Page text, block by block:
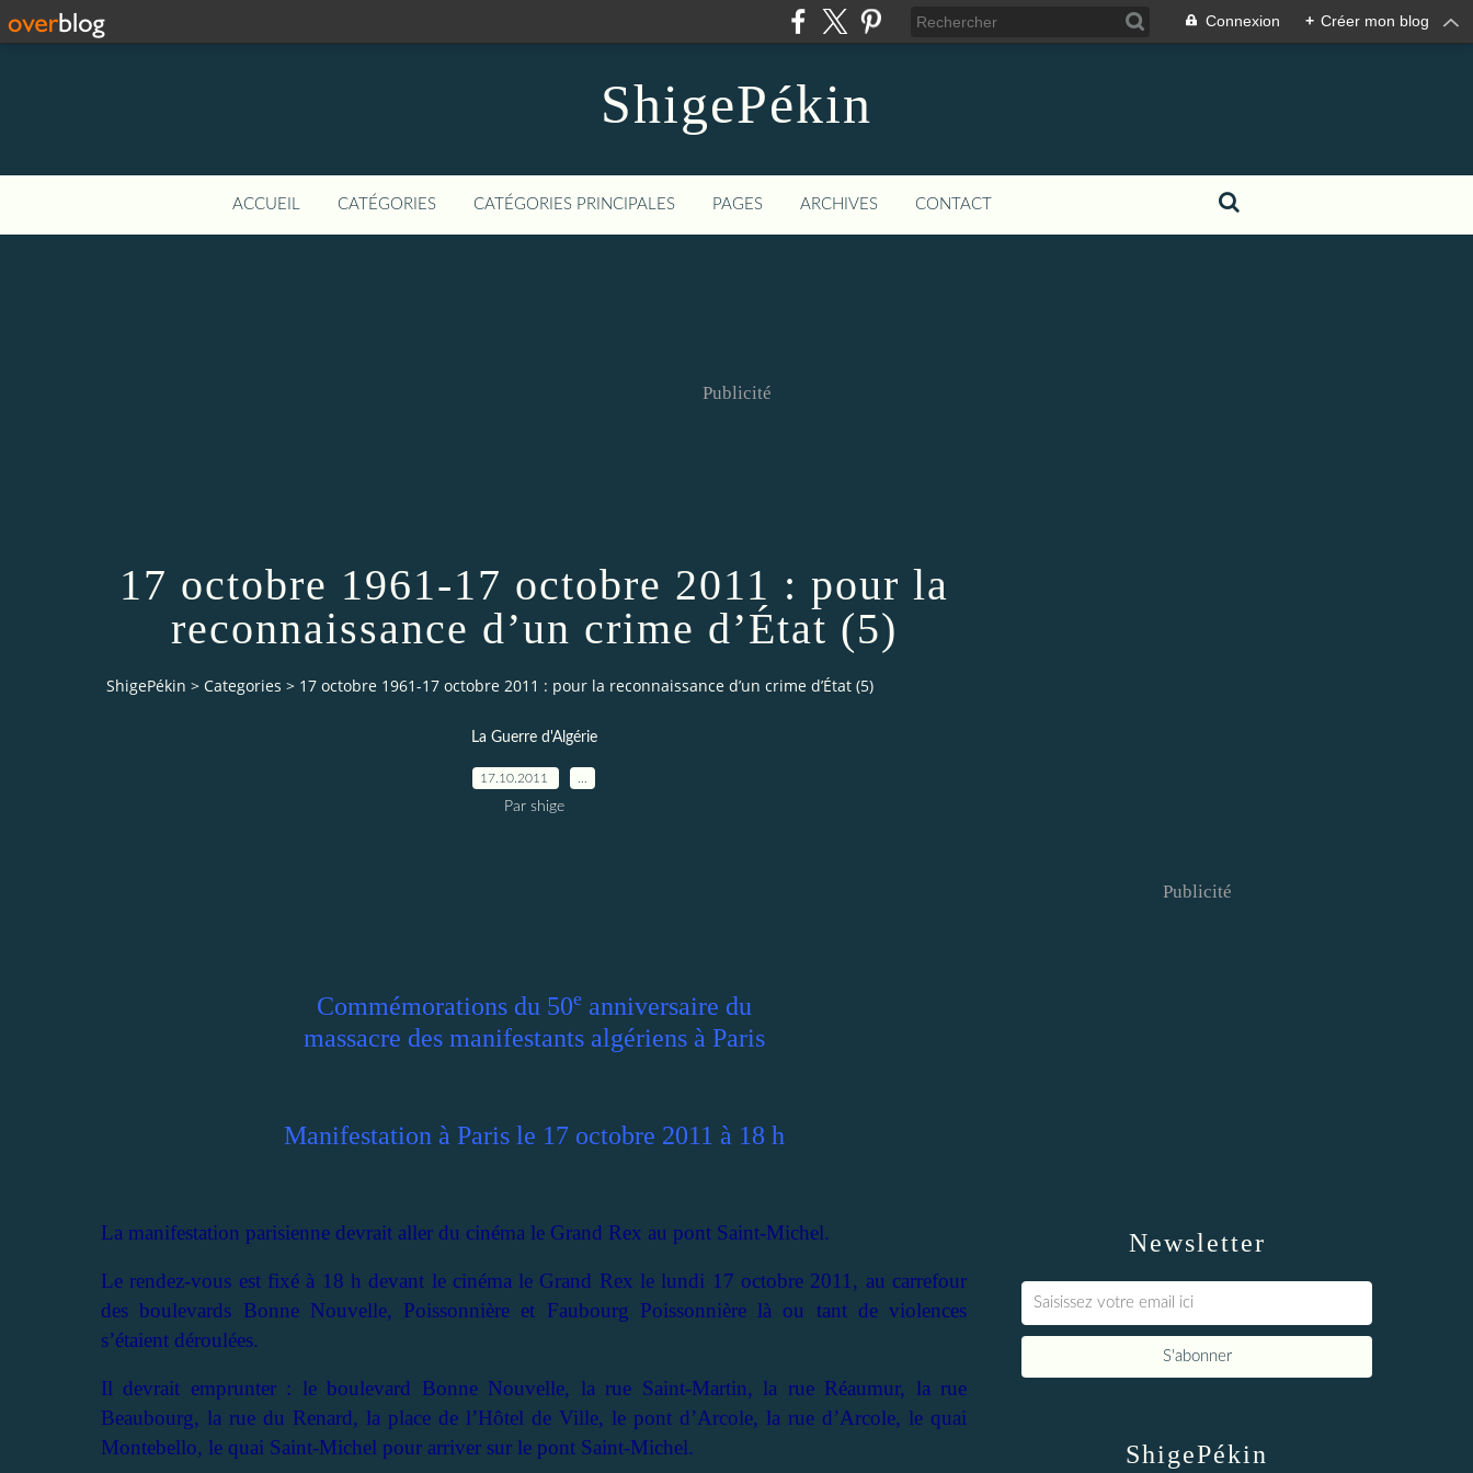
Connexion + Créer mon blog
ShigePékin
ACCUEIL CATÉGORIES CATÉGORIES PRINCIPALES PAGES ARCHIVES CONTACT
Publicité
17 octobre 1961-17 octobre 2011 : pour la
reconnaissance d’un crime d’État (5)
ShigePékin > Categories > 17 octobre 1961-17 octobre 2011 : pour la reconnaissance d’un crime d’État (5)
La Guerre d'Algérie
17.10.2011
Par shige
Commémorations du 50eanniversaire du
massacre des manifestants algériens à Paris
Manifestation à Paris le 17 octobre 2011 à 18 h
La manifestation parisienne devrait aller du cinéma le Grand Rex au pont Saint-Michel.
Le rendez-vous est fixé à 18 h devant le cinéma le Grand Rex le lundi 17 octobre 2011, au carrefour
des boulevards Bonne Nouvelle, Poissonnière et Faubourg Poissonnière là ou tant de violences
s’étaient déroulées.
Il devrait emprunter : le boulevard Bonne Nouvelle, la rue Saint-Martin, la rue Réaumur, la rue
Beaubourg, la rue du Renard, la place de l’Hôtel de Ville, le pont d’Arcole, la rue d’Arcole, le quai
Montebello, le quai Saint-Michel pour arriver sur le pont Saint-Michel.
Newsletter
Publicité
ShigePékin